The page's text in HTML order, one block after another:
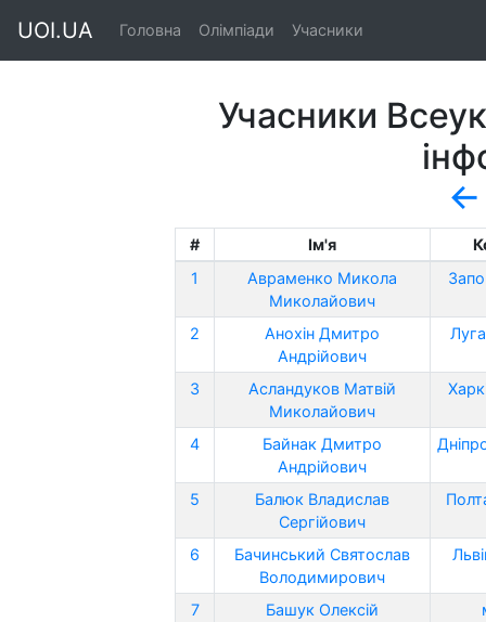
UOI.UA Головна Олімпіади Учасники
Учасники
←
# Ім'я
1
Авраменко Микола
Миколайович
2
Анохін Дмитро
Андрійович
3
Асландуков Матвій
Миколайович
4
Байнак Дмитро
Андрійович
5
Балюк Владислав
Сергійович
6
Бачинський Святослав
Володимирович
7
Башук Олексій